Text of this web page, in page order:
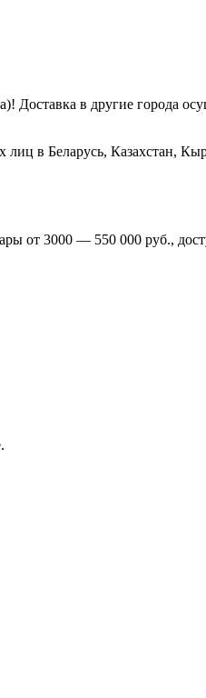
Доставка в другие города
лиц в Беларусь, Казахстан,
от 3000 — 550 000 руб.,